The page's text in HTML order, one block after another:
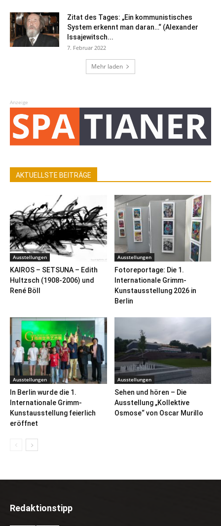
Zitat des Tages: „Ein kommunistisches
System erkennt man daran…“ (Alexander
Issajewitsch...
7. Februar 2022
Mehr laden
Anzeige
AKTUELLSTE BEITRÄGE
Ausstellungen
KAIROS – SETSUNA – Edith
Hultzsch (1908-2006) und
René Böll
Ausstellungen
Fotoreportage: Die 1.
Internationale Grimm-
Kunstausstellung 2026 in
Berlin
Ausstellungen
In Berlin wurde die 1.
Internationale Grimm-
Kunstausstellung feierlich
eröffnet
Ausstellungen
Sehen und hören – Die
Ausstellung „Kollektive
Osmose“ von Oscar Murillo
Redaktionstipp